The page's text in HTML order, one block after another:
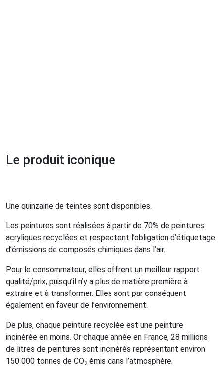
Le produit iconique
Une quinzaine de teintes sont disponibles.
Les peintures sont réalisées à partir de 70% de peintures
acryliques recyclées et respectent l’obligation d’étiquetage
d’émissions de composés chimiques dans l’air.
Pour le consommateur, elles offrent un meilleur rapport
qualité/prix, puisqu’il n’y a plus de matière première à
extraire et à transformer. Elles sont par conséquent
également en faveur de l’environnement.
De plus, chaque peinture recyclée est une peinture
incinérée en moins. Or chaque année en France, 28 millions
de litres de peintures sont incinérés représentant environ
150 000 tonnes de CO2 émis dans l’atmosphère.